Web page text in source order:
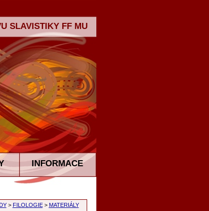
SLAVISTIKY FF MU
INFORMACE
> FILOLOGIE> MATERIÁLY